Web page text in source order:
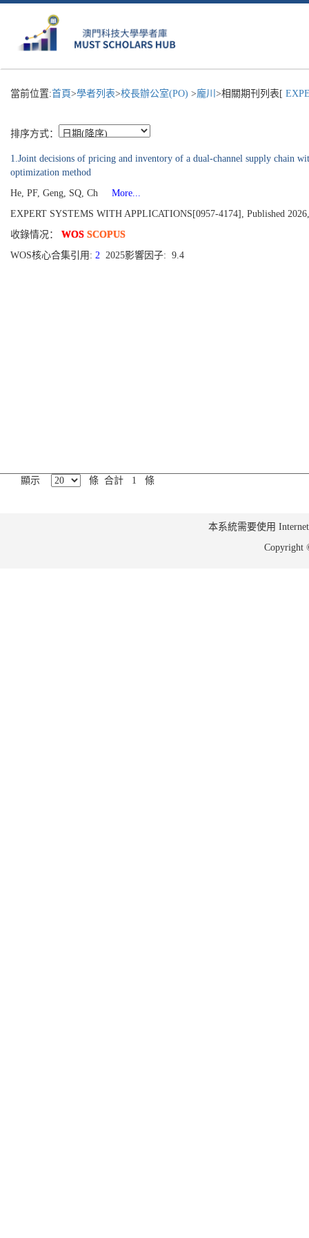
當前位置:首頁>學者列表>校長辦公室(PO) >龐川 >相關期刊列表[
排序方式：
1.Joint decisions of pricing and inventory of a dual-channel supply chain
optimization method
He, PF, Geng, SQ, Ch
More...
EXPERT SYSTEMS WITH APPLICATIONS[0957-4174], Published
收錄情况： WOS SCOPUS
WOS核心合集引用: 2 2025影響因子: 9.4
顯示 條 合計 1 條
本系統需要使用
Copyright